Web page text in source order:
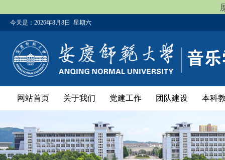
今天是： 2026年8月8日 星期六
网站首页 关于我们 党建工作 团队建设 本科